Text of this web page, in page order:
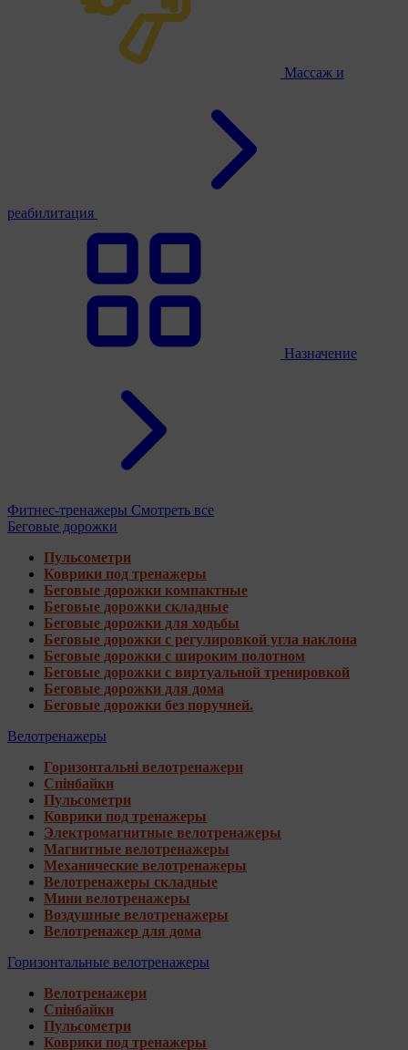
Массаж и
реабилитация
Назначение
Фитнес-тренажеры Смотреть все
Беговые дорожки
Пульсометри
Коврики под тренажеры
Беговые дорожки компактные
Беговые дорожки складные
Беговые дорожки для ходьбы
Беговые дорожки с регулировкой угла наклона
Беговые дорожки с широким полотном
Беговые дорожки с виртуальной тренировкой
Беговые дорожки для дома
Беговые дорожки без поручней.
Велотренажеры
Горизонтальні велотренажери
Спінбайки
Пульсометри
Коврики под тренажеры
Электромагнитные велотренажеры
Магнитные велотренажеры
Механические велотренажеры
Велотренажеры складные
Мини велотренажеры
Воздушные велотренажеры
Велотренажер для дома
Горизонтальные велотренажеры
Велотренажери
Спінбайки
Пульсометри
Коврики под тренажеры